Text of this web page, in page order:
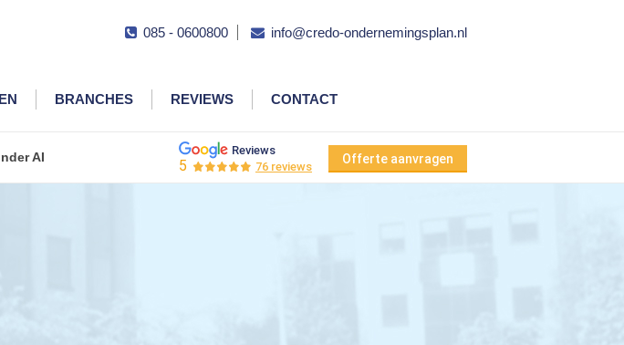
085 - 0600800 info@credo-ondernemingsplan.nl
BRANCHES REVIEWS CONTACT
AI Reviews
5 76 reviews
Offerte aanvragen